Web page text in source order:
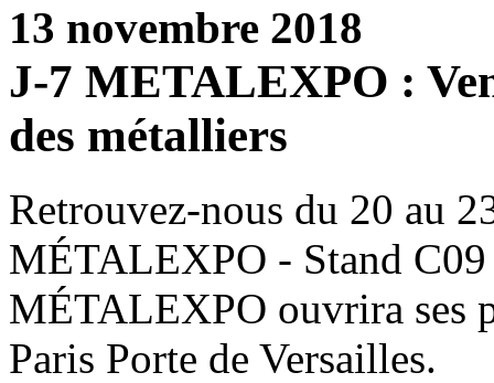
13 novembre 2018
J-7 METALEXPO :
des métalliers
Retrouvez-nous du 20 au
MÉTALEXPO - Stand
MÉTALEXPO ouvrira ses
Paris Porte de Versailles.